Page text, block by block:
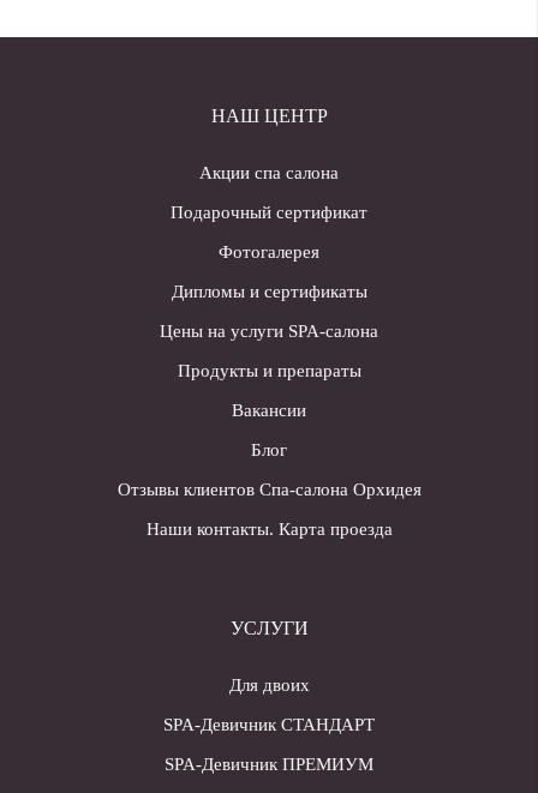
НАШ ЦЕНТР
Акции спа салона
Подарочный сертификат
Фотогалерея
Дипломы и сертификаты
Цены на услуги SPA-салона
Продукты и препараты
Вакансии
Блог
Отзывы клиентов Спа-салона Орхидея
Наши контакты. Карта проезда
УСЛУГИ
Для двоих
SPA-Девичник СТАНДАРТ
SPA-Девичник ПРЕМИУМ